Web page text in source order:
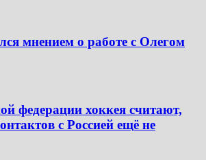
мнением о работе с Олегом
федерации хоккея считают,
с Россией ещё не